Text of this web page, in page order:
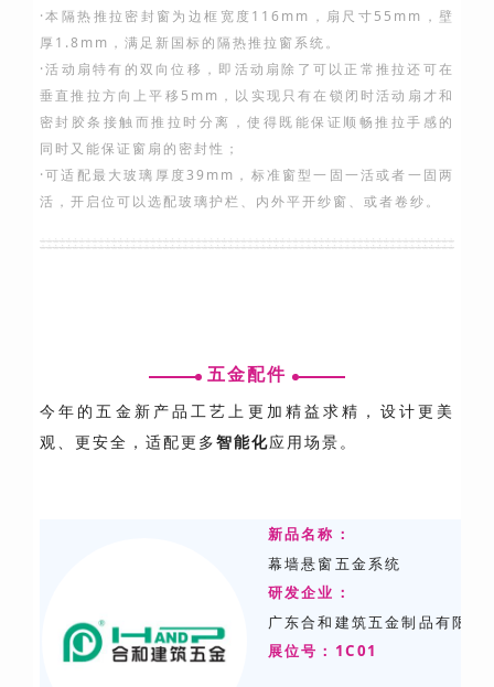
·本隔热推拉密封窗为边框宽度116mm，扇尺寸55mm，壁
厚1.8mm，满足新国标的隔热推拉窗系统。
·活动扇特有的双向位移，即活动扇除了可以正常推拉还可在
垂直推拉方向上平移5mm，以实现只有在锁闭时活动扇才和
密封胶条接触而推拉时分离，使得既能保证顺畅推拉手感的
同时又能保证窗扇的密封性；
·可适配最大玻璃厚度39mm，标准窗型一固一活或者一固两
活，开启位可以选配玻璃护栏、内外平开纱窗、或者卷纱。
五金配件
今年的五金新产品工艺上更加精益求精，设计更美
观、更安全，适配更多智能化应用场景。
新品名称：
幕墙悬窗五金系统
研发企业：
广东合和建筑五金制品有限公
展位号：1C01